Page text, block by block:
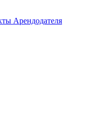
Арендодателя